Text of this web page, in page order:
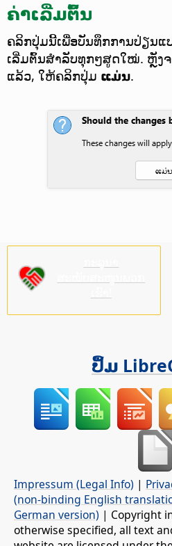
ຄ່າເລີ່ມຕົ້ນ
ຄລິກປຸ່ມນີ້ເພື່ອບັນທຶກການປ່ຽນແ
ເລີ່ມຕົ້ນສຳລັບທຸກໆສູດໃໝ່. ຫຼັງ
ແລ້ວ, ໃຫ້ຄລິກປຸ່ມ ແມ່ນ.
ປຶ້ມ
Impressum (Legal Info) |
(non-binding English
German version) | Copyright
otherwise specified, all text